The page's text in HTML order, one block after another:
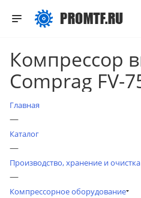
Компрессор
Comprag FV-
Главная
—
Каталог
—
Производство, хранение и
—
Компрессорное оборудование